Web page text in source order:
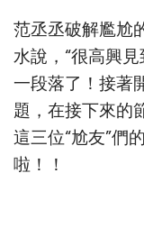
范丞丞破解尷尬
水說，“很高興
一段落了！接著
題，在接下來的
這三位“尬友”們
啦！！